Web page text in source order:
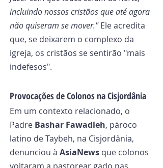
incluindo nossos cristãos que até agora
não quiseram se mover." Ele acredita
que, se deixarem o complexo da
igreja, os cristãos se sentirão "mais
indefesos".
Provocações de Colonos na Cisjordânia
Em um contexto relacionado, o
Padre Bashar Fawadleh, pároco
latino de Taybeh, na Cisjordânia,
denunciou à AsiaNews que colonos